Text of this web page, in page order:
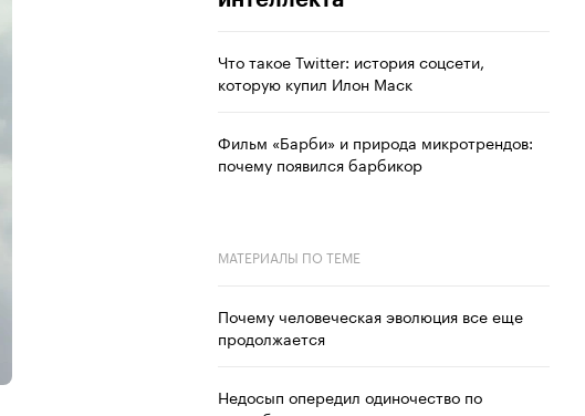
Что такое Twitter: история соцсети,
которую купил Илон Маск
Фильм «Барби» и природа микротрендов:
почему появился барбикор
МАТЕРИАЛЫ ПО ТЕМЕ
Почему человеческая эволюция все еще
продолжается
Недосып опередил одиночество по